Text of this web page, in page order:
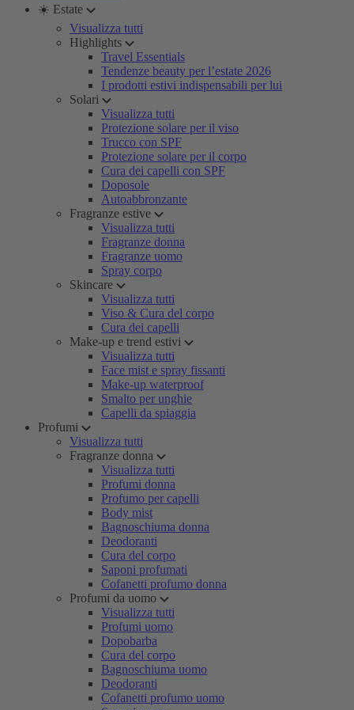
☀️ Estate
Visualizza tutti
Highlights
Travel Essentials
Tendenze beauty per l’estate 2026
I prodotti estivi indispensabili per lui
Solari
Visualizza tutti
Protezione solare per il viso
Trucco con SPF
Protezione solare per il corpo
Cura dei capelli con SPF
Doposole
Autoabbronzante
Fragranze estive
Visualizza tutti
Fragranze donna
Fragranze uomo
Spray corpo
Skincare
Visualizza tutti
Viso & Cura del corpo
Cura dei capelli
Make-up e trend estivi
Visualizza tutti
Face mist e spray fissanti
Make-up waterproof
Smalto per unghie
Capelli da spiaggia
Profumi
Visualizza tutti
Fragranze donna
Visualizza tutti
Profumi donna
Profumo per capelli
Body mist
Bagnoschiuma donna
Deodoranti
Cura del corpo
Saponi profumati
Cofanetti profumo donna
Profumi da uomo
Visualizza tutti
Profumi uomo
Dopobarba
Cura del corpo
Bagnoschiuma uomo
Deodoranti
Cofanetti profumo uomo